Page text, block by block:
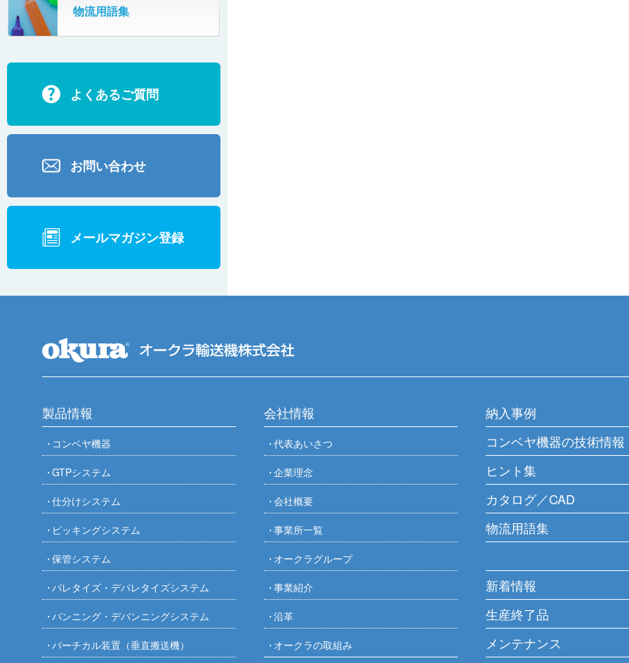
ECD500A・ECD800・ECD1500
ECD2700
BD200・BD1000
カーゴタイザ物流用語集
よくあるご質問
お問い合わせ
メールマガジン登録
製品情報
コンベヤ機器
GTPシステム
仕分けシステム
ピッキングシステム
保管システム
パレタイズ・デパレタイズシステム
バンニング・デバンニングシステム
バーチカル装置（垂直搬送機）
会社情報
代表あいさつ
企業理念
会社概要
事業所一覧
オークラグループ
事業紹介
沿革
オークラの取組み
納入事例
コンベヤ機器の技術情報
ヒント集
カタログ／CAD
物流用語集
新着情報
生産終了品
メンテナンス